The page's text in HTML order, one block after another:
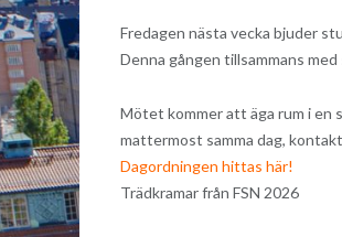
Fredagen nästa vecka bjuder
Denna gången tillsammans
Mötet kommer att äga rum i en
mattermost samma dag,
Dagordningen hittas här!
Trädkramar från FSN 2026